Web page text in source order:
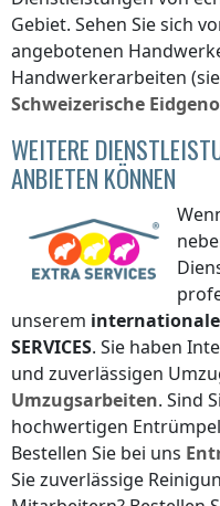
Gebiet. Sehen Sie sich
angebotenen
Handwerkerarbeiten
Schweizerische
WEITERE
ANBIETEN KÖNNEN
unserem
SERVICES. Sie haben
und zuverlässigen
Umzugsarbeiten. Sind
hochwertigen
Bestellen Sie bei uns
Sie zuverlässige